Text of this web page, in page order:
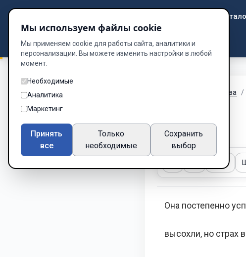
DzenWay Библиотека
До последнего разрыва /
Глава 4 из 10
Тема
Она постепенно
высохли, но страх
Мы используем файлы cookie
Мы применяем cookie для работы сайта, аналитики и
персонализации. Вы можете изменить настройки в любой
момент.
Необходимые
Аналитика
Маркетинг
Принять
все
Только
необходимые
Сохранить
выбор